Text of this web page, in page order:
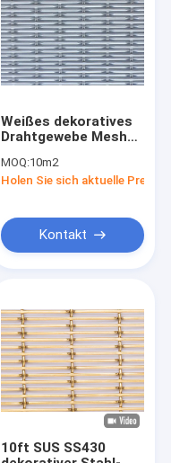
Weißes dekoratives
Drahtgewebe Mesh
MOQ:10m2
Holen Sie sich aktuelle Preis
Kontakt
10ft SUS SS430